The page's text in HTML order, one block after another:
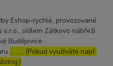
Eshop-rychle, provozované
s.r.o., sídlem Zátkovo nábřeží
Budějovice
……… (Pokud využíváte např.